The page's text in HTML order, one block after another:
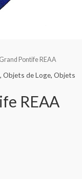
Pontife REAA
, Objets de Loge, Objets
REAA